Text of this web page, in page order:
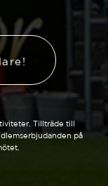
Tillträde till
på